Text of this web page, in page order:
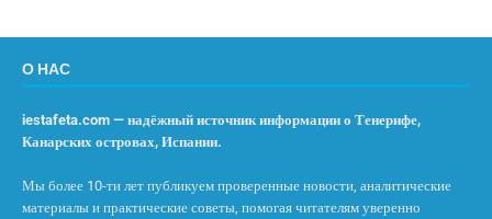
О НАС
iestafeta.com — надёжный источник информации о Тенерифе,
Канарских островах, Испании.
Мы более 10-ти лет публикуем проверенные новости, аналитические
материалы и практические советы, помогая читателям уверенно